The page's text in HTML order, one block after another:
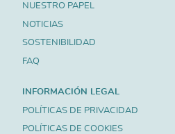
NUESTRO PAPEL
NOTICIAS
SOSTENIBILIDAD
FAQ
INFORMACIÓN LEGAL
POLÍTICAS DE PRIVACIDAD
POLÍTICAS DE COOKIES